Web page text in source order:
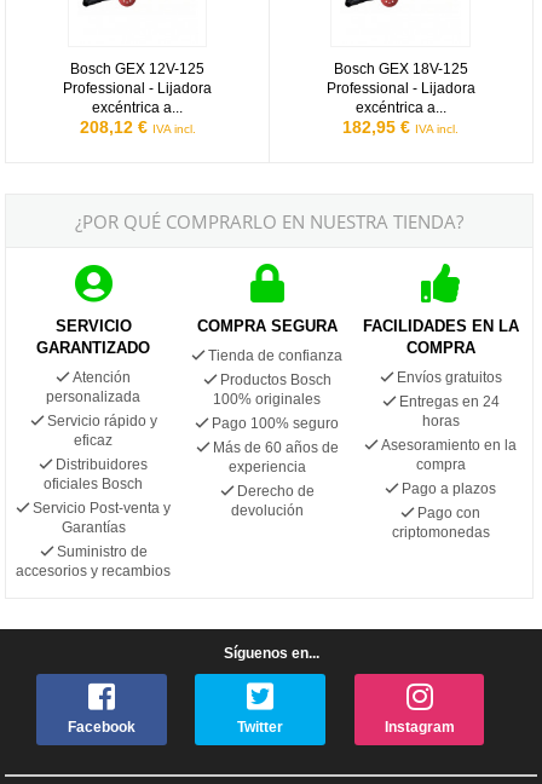
Bosch GEX 12V-125
Professional - Lijadora
excéntrica a...
208,12 € IVA incl.
Bosch GEX 18V-125
Professional - Lijadora
excéntrica a...
182,95 € IVA incl.
¿POR QUÉ COMPRARLO EN NUESTRA TIENDA?
SERVICIO
GARANTIZADO
Atención
personalizada
Servicio rápido y
eficaz
Distribuidores
oficiales Bosch
Servicio Post-venta y
Garantías
Suministro de
accesorios y recambios
COMPRA SEGURA
Tienda de confianza
Productos Bosch
100% originales
Pago 100% seguro
Más de 60 años de
experiencia
Derecho de
devolución
FACILIDADES EN LA
COMPRA
Envíos gratuitos
Entregas en 24
horas
Asesoramiento en la
compra
Pago a plazos
Pago con
criptomonedas
Síguenos en...
Facebook Twitter Instagram